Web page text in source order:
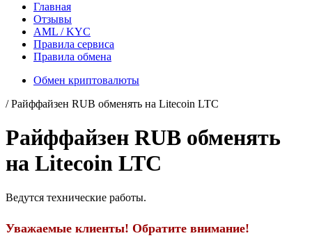
Главная
Отзывы
AML / KYC
Правила сервиса
Правила обмена
Обмен криптовалюты
/ Paйффaйзeн RUB обменять на Litecoin LTC
Paйффaйзeн RUB обменять
на Litecoin LTC
Ведутся технические работы.
Уважаемые клиенты! Обратите внимание!